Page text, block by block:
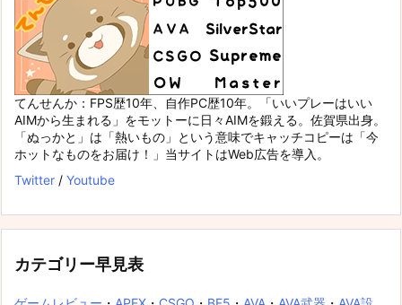
てんせんか：FPS歴10年、自作PC歴10年。「いいプレーはいい
AIMから生まれる」をモットーに日々AIMを鍛える。佐賀県出身。
「ぬっかと」は「熱いもの」という意味でキャッチコピーは「今
ホットなものをお届け！」当サイトはWeb広告を導入。
Twitter / Youtube
カテゴリー早見表